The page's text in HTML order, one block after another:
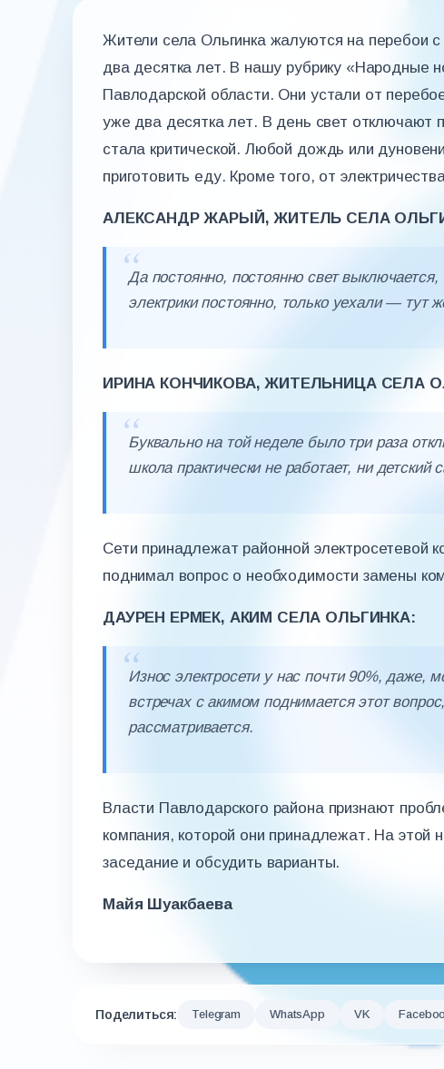
Жители села Ольгинка жалуются на перебои
два десятка лет. В нашу рубрику «Народные
Павлодарской области. Они устали от
уже два десятка лет. В день свет отключают
стала критической. Любой дождь или
приготовить еду. Кроме того, от
АЛЕКСАНДР ЖАРЫЙ, ЖИТЕЛЬ СЕЛА
Да постоянно, постоянно свет
электрики постоянно, только уехали — тут
ИРИНА КОНЧИКОВА, ЖИТЕЛЬНИЦА СЕЛА
Буквально на той неделе было три раза
школа практически не работает, ни
Сети принадлежат районной электросетевой
поднимал вопрос о необходимости замены
ДАУРЕН ЕРМЕК, АКИМ СЕЛА ОЛЬГИНКА:
Износ электросети у нас почти 90%, даже,
встречах с акимом поднимается этот
рассматривается.
Власти Павлодарского района признают
компания, которой они принадлежат. На
заседание и обсудить варианты.
Майя Шуакбаева
Поделиться: Telegram WhatsApp VK